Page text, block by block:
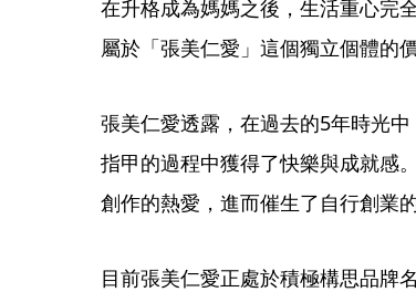
在升格成為媽媽之後，生活重心完
屬於「張美仁愛」這個獨立個體的價
張美仁愛透露，在過去的5年時光
指甲的過程中獲得了快樂與成就感
創作的熱愛，進而催生了自行創業的
目前張美仁愛正處於積極構思品牌